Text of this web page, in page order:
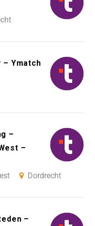
– Ymatch
–
–
Dordrecht
–